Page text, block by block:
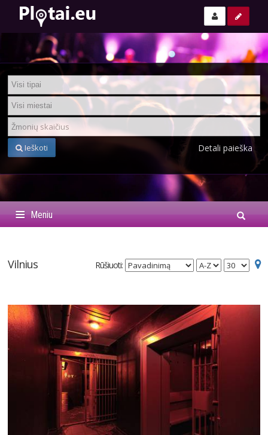
Ieškoti Detali paieška
Meniu
Sodybos
Pirtys
Pagal miestą
Žemėlapis
Vilnius Rūšiuoti: